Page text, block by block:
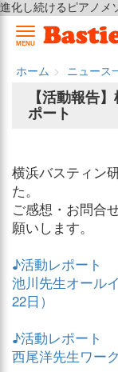
進化し続けるピアノメ
MENU
ホーム ニュース
【活動報告
ポート
横浜バスティン
た。
ご感想・お問合
願いします。
♪活動レポート
池川先生オール
22日）
♪活動レポート
西尾洋先生ワー